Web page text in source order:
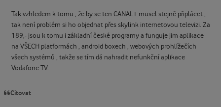
Tak vzhledem k tomu , že by se ten CANAL+ musel stejně připlácet ,
tak není problém si ho objednat přes skylink internetovou televizi. Za
189,- jsou k tomu i základní české programy a funguje jim aplikace
na VŠECH platformách , android boxech , webových prohlížečích
všech systémů , takže se tím dá nahradit nefunkční aplikace
Vodafone TV.
Citovat